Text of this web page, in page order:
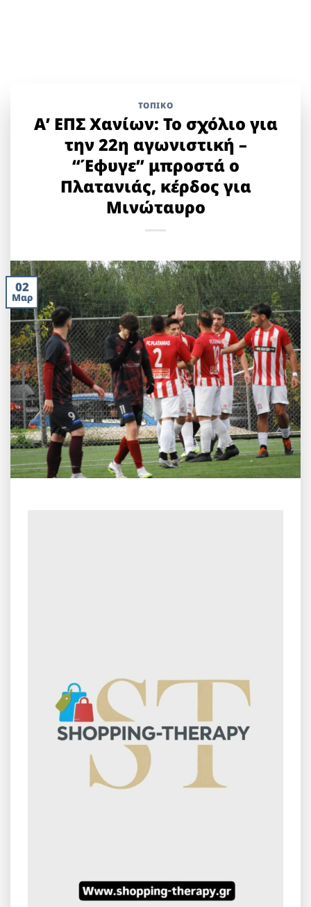
ΤΟΠΙΚΌ
Α’ ΕΠΣ Χανίων: Το σχόλιο για
την 22η αγωνιστική –
“Έφυγε” μπροστά ο
Πλατανιάς, κέρδος για
Μινώταυρο
02
Μαρ